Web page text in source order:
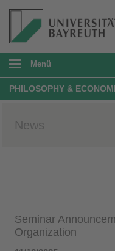
Menü
PHILOSOPHY &
News
Seminar
Organization